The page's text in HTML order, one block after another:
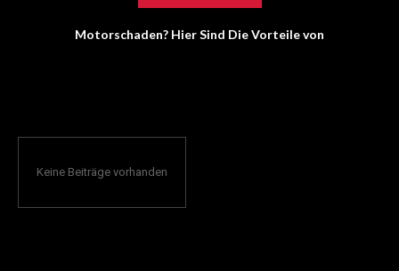
Motorschaden? Hier Sind Die Vorteile von
Keine Beiträge vorhanden